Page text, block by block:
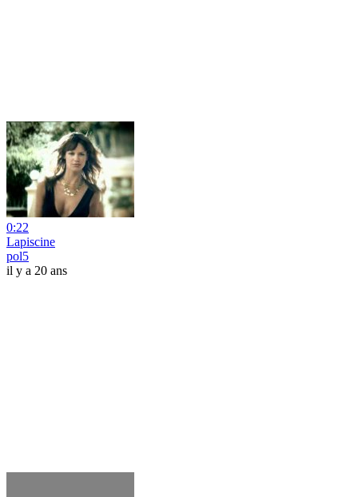
0:22
Lapiscine
pol5
il y a 20 ans